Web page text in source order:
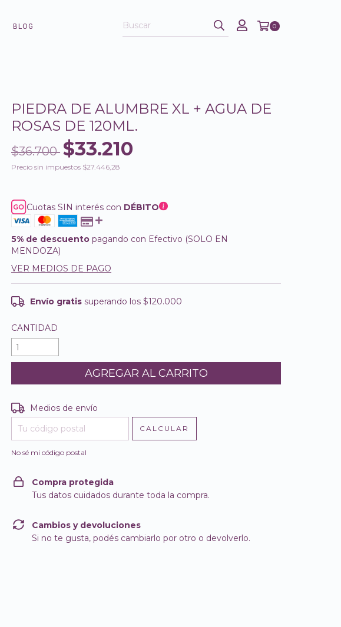
BLOG 0
PIEDRA DE ALUMBRE XL + AGUA DE
ROSAS DE 120ML.
$36.700 $33.210
Precio sin impuestos $27.446,28
Cuotas SIN interés con DÉBITO
5% de descuento pagando con Efectivo (SOLO EN
MENDOZA)
VER MEDIOS DE PAGO
Envío gratis superando los$120.000
CANTIDAD
Entregas para el CP:
Medios de envío
CALCULAR
No sé mi código postal
Compra protegida
Tus datos cuidados durante toda la compra.
Cambios y devoluciones
Si no te gusta, podés cambiarlo por otro o devolverlo.